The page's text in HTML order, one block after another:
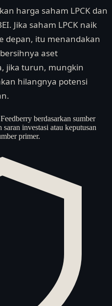
harga saham LPCK dan
Jika saham LPCK naik
depan, itu menandakan
aset
jika turun, mungkin
hilangnya potensi
berdasarkan sumber
investasi atau keputusan
primer.